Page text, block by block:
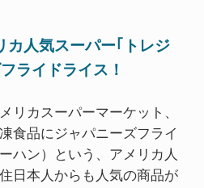
カ人気スーパー｢トレジ
ライドライス！
リカスーパーマーケット、
食品にジャパニーズフライ
ハン）という、アメリカ人
日本人からも人気の商品が